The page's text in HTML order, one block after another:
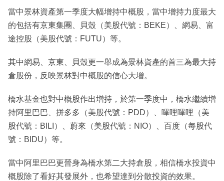
當中景林資產第一季度大幅增持中概股，當中增持力度最大
的包括有京東集團、貝殼（美股代號：BEKE）、網易、富
途控股（美股代號：FUTU）等。
其中網易、京東、貝殼更一舉成為景林資產的首三為最大持
倉股份，反映景林對中概股的信心大增。
橋水基金也對中概股作出增持，於第一季度中，橋水繼續增
持阿里巴巴、拼多多（美股代號：PDD）、嗶哩嗶哩（美
股代號：BILI）、蔚來（美股代號：NIO）、百度（每股代
號：BIDU）等。
當中阿里巴巴更晉身為橋水第二大持倉股，相信橋水投資中
概股除了看好其發展外，也希望達到分散投資的效果。